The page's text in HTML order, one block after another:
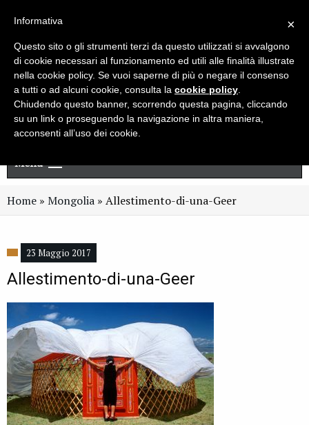
Newsletter
Menu
Home » Mongolia » Allestimento-di-una-Geer
23 Maggio 2017
Allestimento-di-una-Geer
×
Informativa
Questo sito o gli strumenti terzi da questo utilizzati si avvalgono
di cookie necessari al funzionamento ed utili alle finalità illustrate
nella cookie policy. Se vuoi saperne di più o negare il consenso
a tutti o ad alcuni cookie, consulta la cookie policy
Chiudendo questo banner, scorrendo questa pagina, cliccando
su un link o proseguendo la navigazione in altra maniera,
acconsenti all’uso dei cookie.